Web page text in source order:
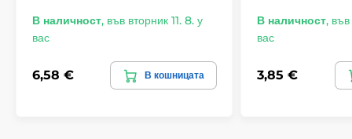
Екологична опаковка от рециклирана хартия
В наличност, във вторник 11. 8. у
вас
6,58 € В кошницата
В наличност, във
вас
3,85 €